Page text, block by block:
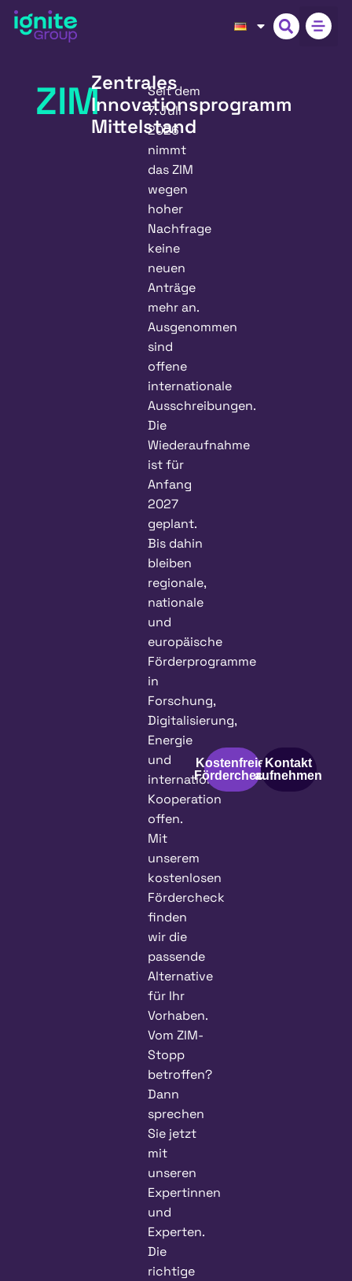
ZIMZentrales
Innovationsprogramm
Mittelstand
Seit dem
7. Juli
2026
nimmt
das ZIM
wegen
hoher
Nachfrage
keine
neuen
Anträge
mehr an.
Ausgenommen
sind
offene
internationale
Ausschreibungen.
Die
Wiederaufnahme
ist für
Anfang
2027
geplant.
Bis dahin
bleiben
regionale,
nationale
und
europäische
Förderprogramme
in
Forschung,
Digitalisierung,
Energie
und
internationaler
Kooperation
offen.
Mit
unserem
kostenlosen
Fördercheck
finden
wir die
passende
Alternative
für Ihr
Vorhaben.
Vom ZIM-
Stopp
betroffen?
Dann
sprechen
Sie jetzt
mit
unseren
Expertinnen
und
Experten.
Die
richtige
Kostenfreier
Fördercheck
Kontakt
aufnehmen